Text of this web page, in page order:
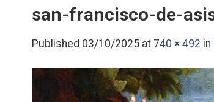
san-francisco-de-
Published 03/10/2025 at 740 × 492 in